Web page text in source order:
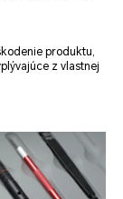
produktu,
z vlastnej